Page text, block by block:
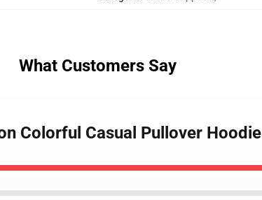
What Customers Say
Colorful Casual Pullover Hoodie